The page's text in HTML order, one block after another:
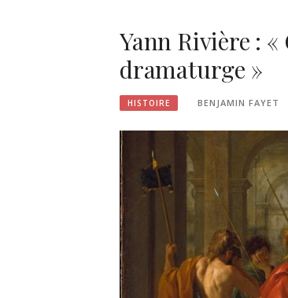
Yann Rivière :
dramaturge »
HISTOIRE BENJAMIN FAYET